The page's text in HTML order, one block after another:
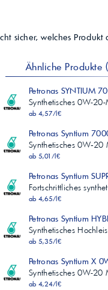
sicher, welches Produkt
Ähnliche Produkte (
Petronas SYNTIUM
Synthetisches 0W-
ab 4,57/l€
Petronas Syntium
Synthetisches
ab 5,01/l€
Petronas Syntium
Fortschrittliches
ab 4,65/l€
Petronas Syntium
Synthetisches
ab 5,35/l€
Petronas Syntium X
Synthetisches 0W-
ab 4,24/l€